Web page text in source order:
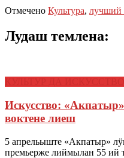
Отмечено Культура, лучший
Лудаш темлена:
Искусство:
воктене лиеш
5 апрельыште «Акпатыр»
премьерже лиймылан 55 ий